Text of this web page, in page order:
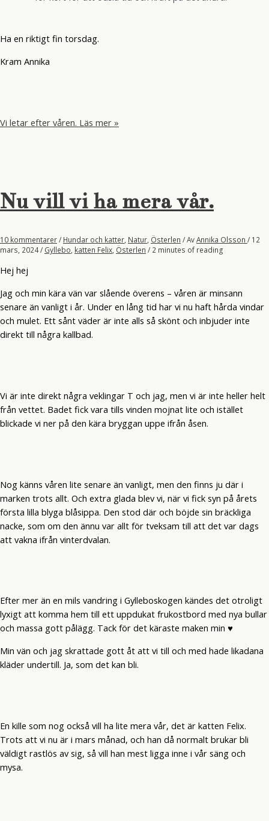
Ha en riktigt fin torsdag.
Kram Annika
Vi letar efter våren. Läs mer »
Nu vill vi ha mera vår.
10 kommentarer/ Hundar och katter Natur Österlen / AvAnnika Olsson / 12
mars, 2024/ Gyllebo katten Felix Österlen / 2 minutes of reading
Hej hej
Jag och min kära vän var slående överens – våren är minsann
senare än vanligt i år. Under en lång tid har vi nu haft hårda vindar
och mulet. Ett sånt väder är inte alls så skönt och inbjuder inte
direkt till några kallbad.
Vi är inte direkt några veklingar T och jag, men vi är inte heller helt
från vettet. Badet fick vara tills vinden mojnat lite och istället
blickade vi ner på den kära bryggan uppe ifrån åsen.
Nog känns våren lite senare än vanligt, men den finns ju där i
marken trots allt. Och extra glada blev vi, när vi fick syn på årets
första lilla blyga blåsippa. Den stod där och böjde sin bräckliga
nacke, som om den ännu var allt för tveksam till att det var dags
att vakna ifrån vinterdvalan.
Efter mer än en mils vandring i Gylleboskogen kändes det otroligt
lyxigt att komma hem till ett uppdukat frukostbord med nya bullar
och massa gott pålägg. Tack för det käraste maken min ♥
Min vän och jag skrattade gott åt att vi till och med hade likadana
kläder undertill. Ja, som det kan bli.
En kille som nog också vill ha lite mera vår, det är katten Felix.
Trots att vi nu är i mars månad, och han då normalt brukar bli
väldigt rastlös av sig, så vill han mest ligga inne i vår säng och
mysa.